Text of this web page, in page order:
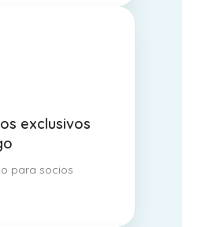
exclusivos
para socios